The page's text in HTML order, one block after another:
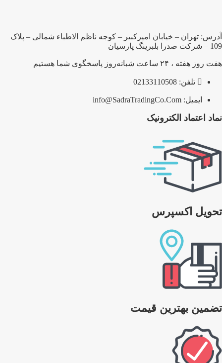
آدرس: تهران – خیابان امیرکبیر – کوجه ناظم الاطباء شمالی – پلاک
109 – شرکت صدرا بلبرینگ پارسیان
هفت روز هفته ، ۲۴ ساعت شبانه‌روز پاسخگوی شما هستیم
تلفن: 02133110508
ایمیل: info@SadraTradingCo.Com
نماد اعتماد الکترونیک
تحویل اکسپرس
تضمین بهترین قیمت